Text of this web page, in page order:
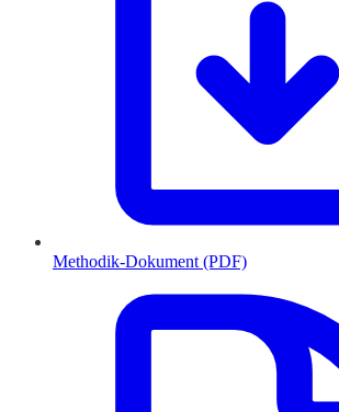
Methodik-Dokument (PDF)